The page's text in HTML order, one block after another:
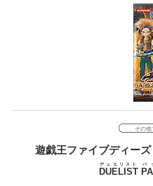
その他
遊戯王ファイブディーズ
DUELIST
デュエリスト パ